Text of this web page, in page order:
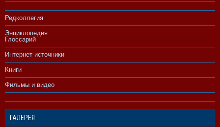
Редколлегия
Энциклопедия
Глоссарий
Интернет-источники
Книги
Фильмы и видео
ГАЛЕРЕЯ